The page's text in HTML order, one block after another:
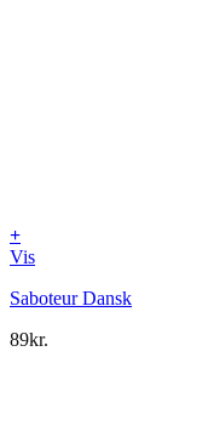
+
Vis
Saboteur Dansk
89kr.